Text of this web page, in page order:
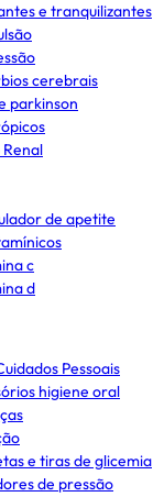
e tranquilizantes
cerebrais
parkinson
de apetite
c
d
Pessoais
higiene oral
e tiras de glicemia
de pressão